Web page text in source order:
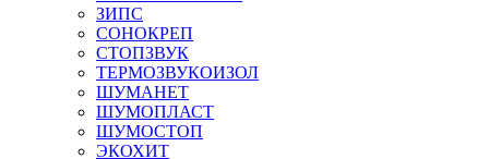
ЗИПС
СОНОКРЕП
СТОПЗВУК
ТЕРМОЗВУКОИЗОЛ
ШУМАНЕТ
ШУМОПЛАСТ
ШУМОСТОП
ЭКОХИТ